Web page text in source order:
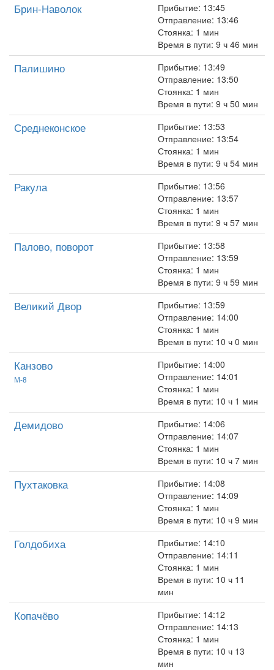
Брин-Наволок
Прибытие: 13:45
Отправление: 13:46
Стоянка: 1 мин
Время в пути: 9 ч 46 мин
Палишино
Прибытие: 13:49
Отправление: 13:50
Стоянка: 1 мин
Время в пути: 9 ч 50 мин
Среднеконское
Прибытие: 13:53
Отправление: 13:54
Стоянка: 1 мин
Время в пути: 9 ч 54 мин
Ракула
Прибытие: 13:56
Отправление: 13:57
Стоянка: 1 мин
Время в пути: 9 ч 57 мин
Палово, поворот
Прибытие: 13:58
Отправление: 13:59
Стоянка: 1 мин
Время в пути: 9 ч 59 мин
Великий Двор
Прибытие: 13:59
Отправление: 14:00
Стоянка: 1 мин
Время в пути: 10 ч 0 мин
Канзово
М-8
Прибытие: 14:00
Отправление: 14:01
Стоянка: 1 мин
Время в пути: 10 ч 1 мин
Демидово
Прибытие: 14:06
Отправление: 14:07
Стоянка: 1 мин
Время в пути: 10 ч 7 мин
Пухтаковка
Прибытие: 14:08
Отправление: 14:09
Стоянка: 1 мин
Время в пути: 10 ч 9 мин
Голдобиха
Прибытие: 14:10
Отправление: 14:11
Стоянка: 1 мин
Время в пути: 10 ч 11
мин
Копачёво
Прибытие: 14:12
Отправление: 14:13
Стоянка: 1 мин
Время в пути: 10 ч 13
мин